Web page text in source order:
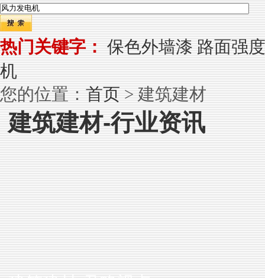
热门关键字： 保色外墙漆 路面强
机
您的位置： 首页 > 建筑建材
建筑建材-行业资讯